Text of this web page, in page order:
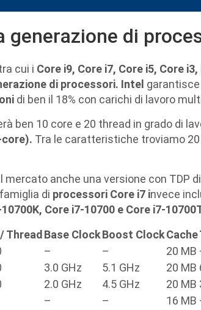
generazione di
cui i Core i9, Core i7, Core i5, Core
di processori. Intel garantisce
di ben il 18% con carichi di lavoro
ben 10 core e 20 thread in grado di
Tra le caratteristiche troviamo 20
mercato anche una versione con TDP
di processori Core i7 invece
Core i7-10700 e Core i7-
Thread Base ClockBoost ClockCache
– – 20 MB
3.0 GHz 5.1 GHz 20 MB
2.0 GHz 4.5 GHz 20 MB
– – 16 MB